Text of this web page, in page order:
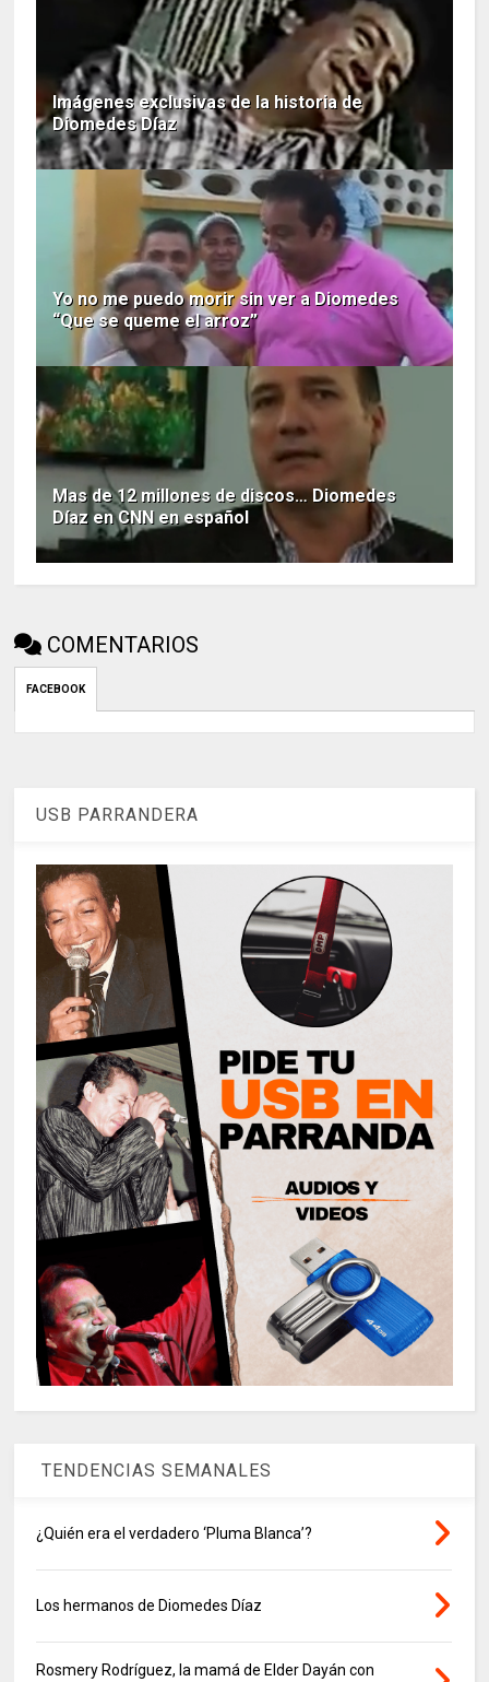
Imágenes exclusivas de la historia de
Diomedes Díaz
Yo no me puedo morir sin ver a Diomedes
“Que se queme el arroz”
Mas de 12 millones de discos… Diomedes
Díaz en CNN en español
COMENTARIOS
FACEBOOK
USB PARRANDERA
TENDENCIAS SEMANALES
¿Quién era el verdadero ‘Pluma Blanca’?
Los hermanos de Diomedes Díaz
Rosmery Rodríguez, la mamá de Elder Dayán con